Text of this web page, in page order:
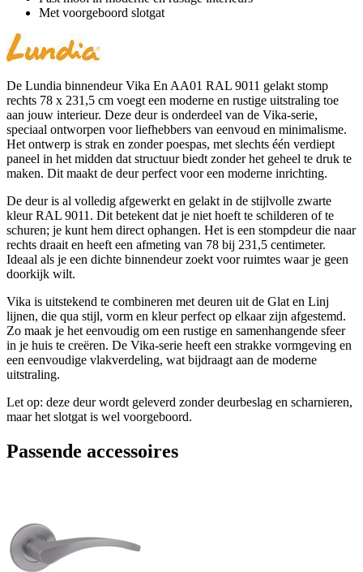
Met voorgeboord slotgat
De Lundia binnendeur Vika En AA01 RAL 9011 gelakt stomp
rechts 78 x 231,5 cm voegt een moderne en rustige uitstraling toe
aan jouw interieur. Deze deur is onderdeel van de Vika-serie,
speciaal ontworpen voor liefhebbers van eenvoud en minimalisme.
Het ontwerp is strak en zonder poespas, met slechts één verdiept
paneel in het midden dat structuur biedt zonder het geheel te druk te
maken. Dit maakt de deur perfect voor een moderne inrichting.
De deur is al volledig afgewerkt en gelakt in de stijlvolle zwarte
kleur RAL 9011. Dit betekent dat je niet hoeft te schilderen of te
schuren; je kunt hem direct ophangen. Het is een stompdeur die naar
rechts draait en heeft een afmeting van 78 bij 231,5 centimeter.
Ideaal als je een dichte binnendeur zoekt voor ruimtes waar je geen
doorkijk wilt.
Vika is uitstekend te combineren met deuren uit de Glat en Linj
lijnen, die qua stijl, vorm en kleur perfect op elkaar zijn afgestemd.
Zo maak je het eenvoudig om een rustige en samenhangende sfeer
in je huis te creëren. De Vika-serie heeft een strakke vormgeving en
een eenvoudige vlakverdeling, wat bijdraagt aan de moderne
uitstraling.
Let op: deze deur wordt geleverd zonder deurbeslag en scharnieren,
maar het slotgat is wel voorgeboord.
Passende accessoires